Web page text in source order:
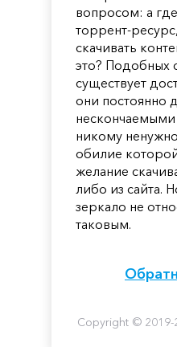
вопросом: а
торрент-
скачивать
это? Подобных
существует
они постоянно
никому
обилие
желание
либо из сайта.
зеркало не
таковым.
Copyright © 2019-